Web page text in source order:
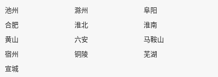
池州
滁州
阜阳
合肥
淮北
淮南
黄山
六安
马鞍山
宿州
铜陵
芜湖
宣城